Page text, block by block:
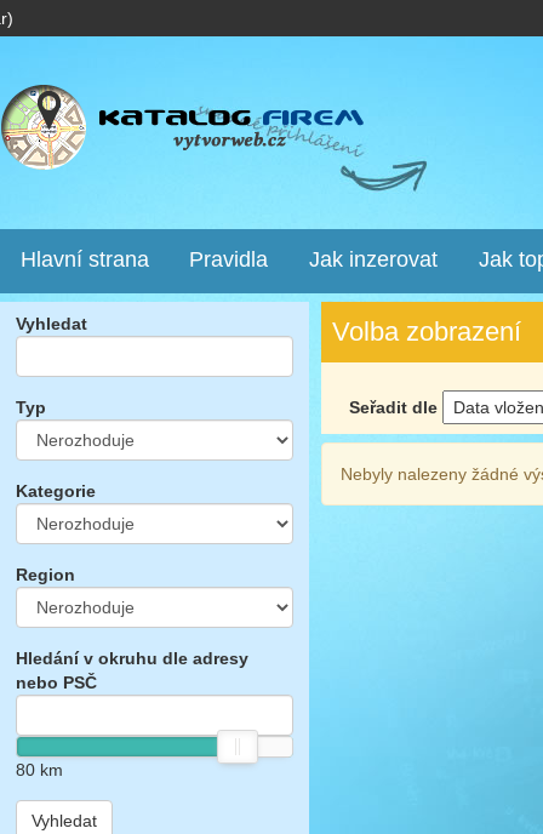
Hlavní strana Pravidla Jak inzerovat Jak
Vyhledat
Typ
Kategorie
Region
Hledání v okruhu dle adresy
nebo PSČ
80km
Vyhledat
Volba zobrazení
Seřadit dle
Nebyly nalezeny žádné